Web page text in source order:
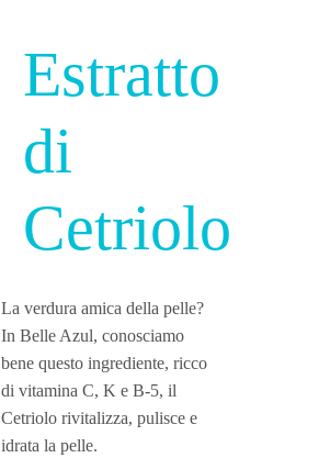
Estratto
di
Cetriolo
La verdura amica della pelle?
In Belle Azul, conosciamo
bene questo ingrediente, ricco
di vitamina C, K e B-5, il
Cetriolo rivitalizza, pulisce e
idrata la pelle.